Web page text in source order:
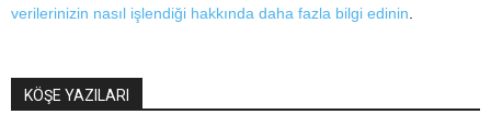
verilerinizin nasıl işlendiği hakkında daha fazla bilgi edinin
KÖŞE YAZILARI